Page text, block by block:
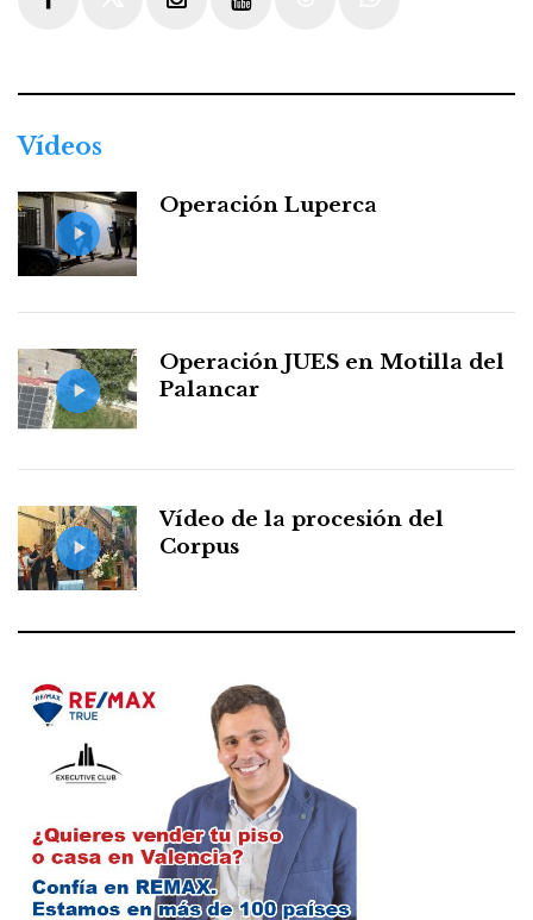
Vídeos
Operación Luperca
Operación JUES en Motilla del
Palancar
Vídeo de la procesión del
Corpus